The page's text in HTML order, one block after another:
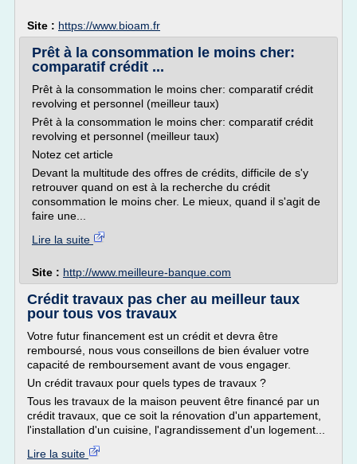
Site : https://www.bioam.fr
Prêt à la consommation le moins cher:
comparatif crédit ...
Prêt à la consommation le moins cher: comparatif crédit
revolving et personnel (meilleur taux)
Prêt à la consommation le moins cher: comparatif crédit
revolving et personnel (meilleur taux)
Notez cet article
Devant la multitude des offres de crédits, difficile de s'y
retrouver quand on est à la recherche du crédit
consommation le moins cher. Le mieux, quand il s'agit de
faire une...
Lire la suite
Site : http://www.meilleure-banque.com
Crédit travaux pas cher au meilleur taux
pour tous vos travaux
Votre futur financement est un crédit et devra être
remboursé, nous vous conseillons de bien évaluer votre
capacité de remboursement avant de vous engager.
Un crédit travaux pour quels types de travaux ?
Tous les travaux de la maison peuvent être financé par un
crédit travaux, que ce soit la rénovation d'un appartement,
l'installation d'un cuisine, l'agrandissement d'un logement...
Lire la suite